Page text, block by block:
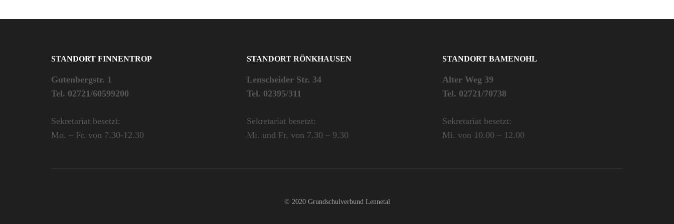
STANDORT FINNENTROP
Gutenbergstr. 1
Tel. 02721/60599200
Sekretariat besetzt:
Mo. – Fr. von 7.30-12.30
STANDORT RÖNKHAUSEN
Lenscheider Str. 34
Tel. 02395/311
Sekretariat besetzt:
Mi. und Fr. von 7.30 – 9.30
STANDORT BAMENOHL
Alter Weg 39
Tel. 02721/70738
Sekretariat besetzt:
Mi. von 10.00 – 12.00
© 2020 Grundschulverbund Lennetal